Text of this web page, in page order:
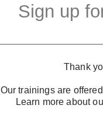
Sign up
Thank
Our trainings are
Learn more about